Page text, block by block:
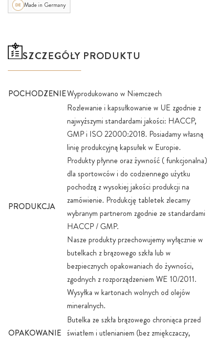
Made in Germany
SZCZEGÓŁY PRODUKTU
POCHODZENIEWyprodukowano w Niemczech
PRODUKCJA
Rozlewanie i kapsułkowanie w UE zgodnie z
najwyższymi standardami jakości: HACCP,
GMP i ISO 22000:2018. Posiadamy własną
linię produkcyjną kapsułek w Europie.
Produkty płynne oraz żywność ( funkcjonalna)
dla sportowców i do codziennego użytku
pochodzą z wysokiej jakości produkcji na
zamówienie. Produkcję tabletek zlecamy
wybranym partnerom zgodnie ze standardami
HACCP / GMP.
Nasze produkty przechowujemy wyłącznie w
butelkach z brązowego szkła lub w
bezpiecznych opakowaniach do żywności,
zgodnych z rozporządzeniem WE 10/2011.
Wysyłka w kartonach wolnych od olejów
mineralnych.
OPAKOWANIE
Butelka ze szkła brązowego chroniąca przed
światłem i utlenianiem (bez zmiękczaczy,